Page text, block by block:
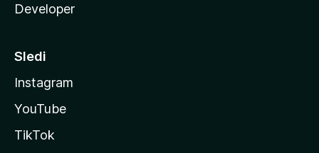
Developer
Sledi
Instagram
YouTube
TikTok